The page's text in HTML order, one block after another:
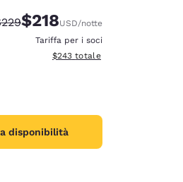
di barratura:
Tariffa scontata:
$218USD/notte
Tariffa per i soci
Visualizza i dettagli totali
$243 totale
disponibilità